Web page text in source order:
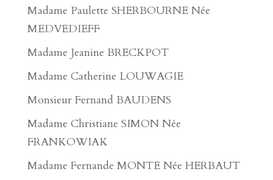
Madame Paulette SHERBOURNE Née
MEDVEDIEFF
Madame Jeanine BRECKPOT
Madame Catherine LOUWAGIE
Monsieur Fernand BAUDENS
Madame Christiane SIMON Née
FRANKOWIAK
Madame Fernande MONTE Née HERBAUT